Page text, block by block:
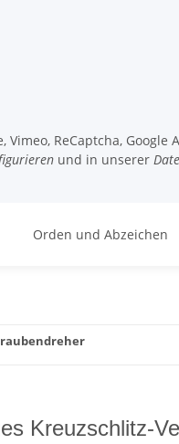
ReCaptcha, Google
und in unserer
Orden und Abzeichen
Kreuzschlitz-